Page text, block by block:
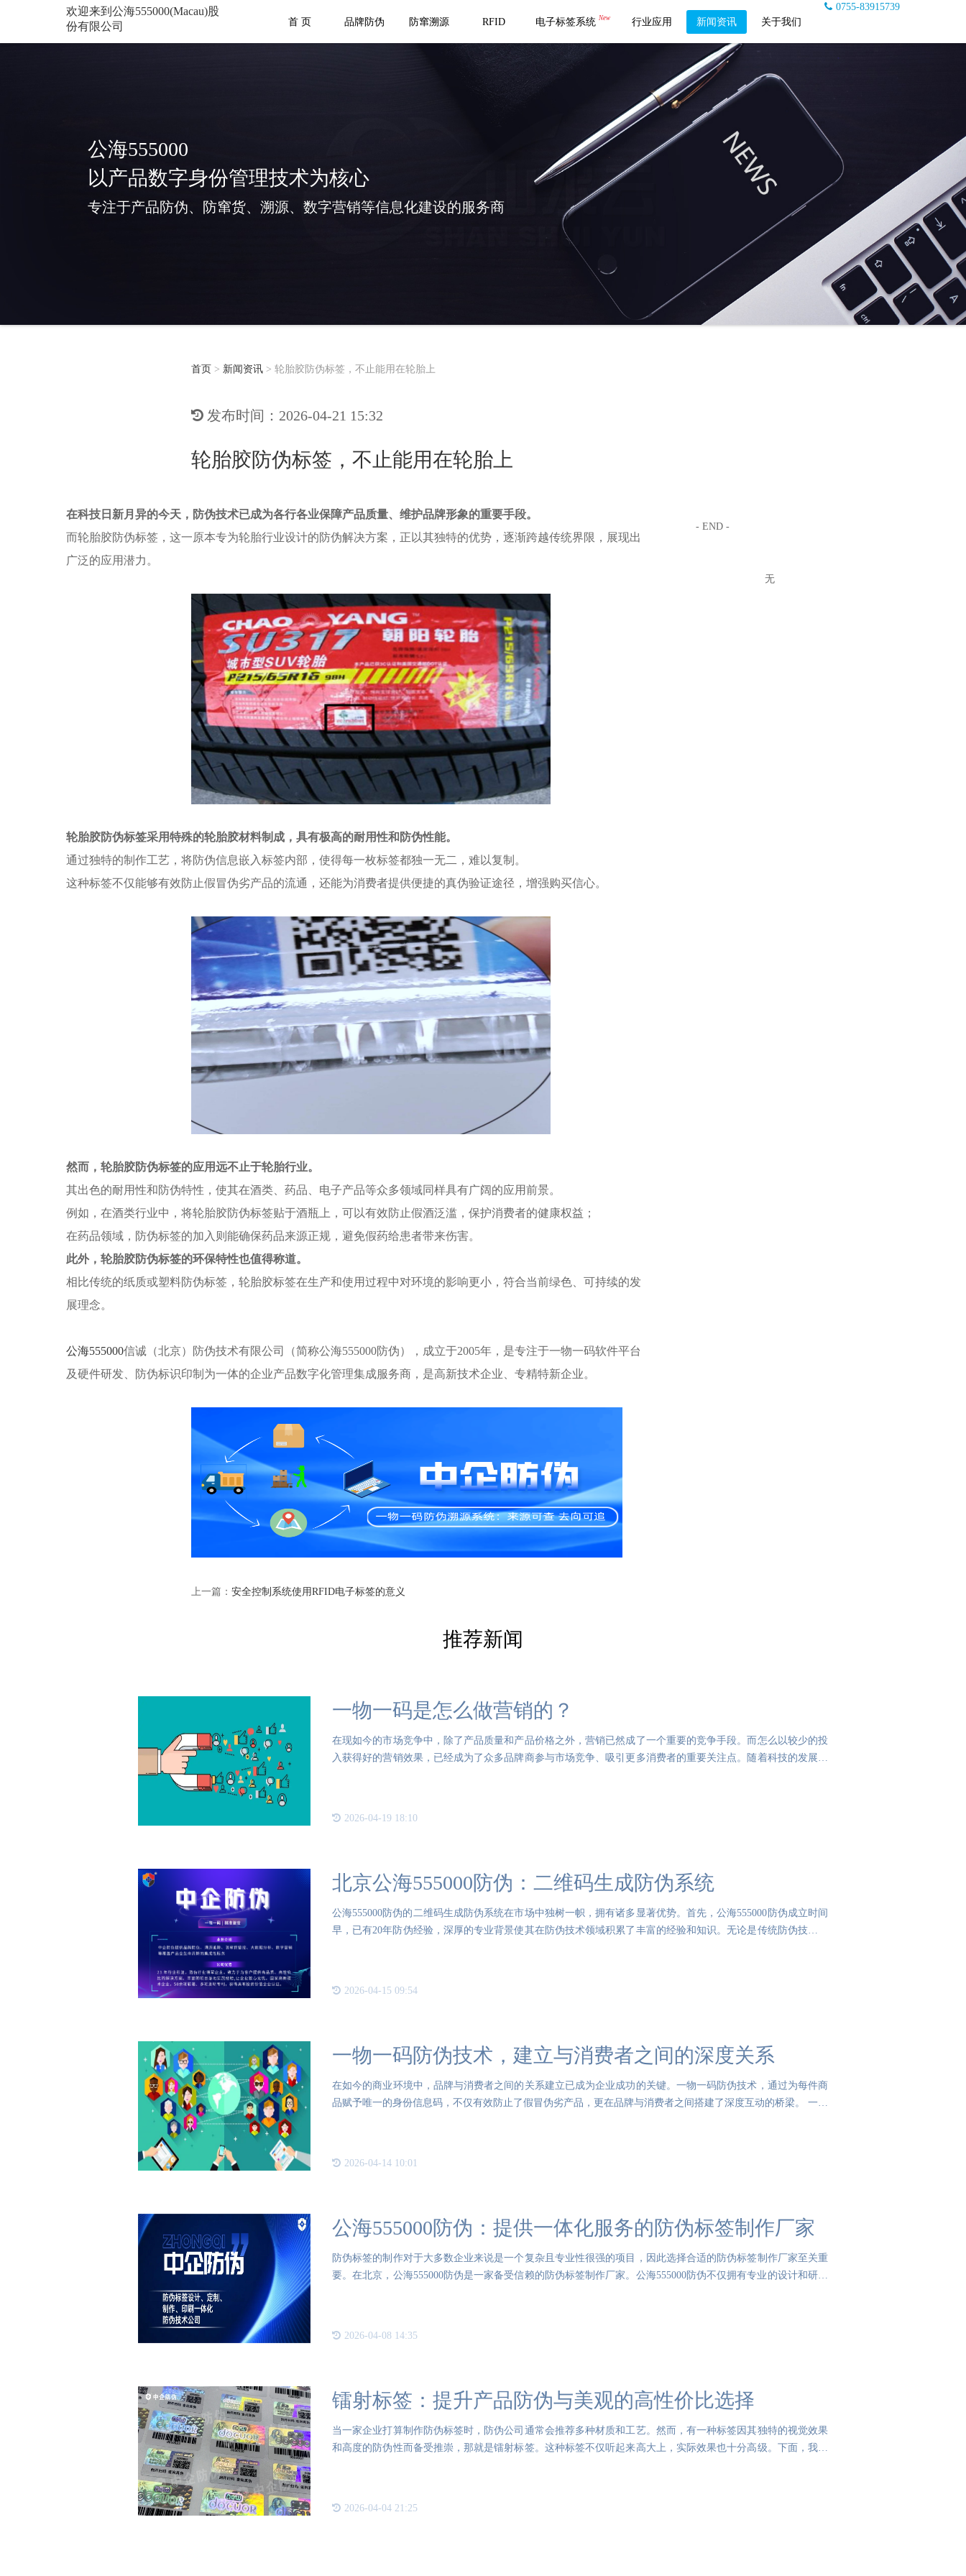
欢迎来到公海555000(Macau)股
份有限公司
0755-83915739
首 页
品牌防伪 防窜溯源 RFID 电子标签系统 New 行业应用 新闻资讯 关于我们
公海555000
以产品数字身份管理技术为核心
专注于产品防伪、防窜货、溯源、数字营销等信息化建设的服务商
首页 > 新闻资讯 > 轮胎胶防伪标签，不止能用在轮胎上
发布时间：2026-04-21 15:32
轮胎胶防伪标签，不止能用在轮胎上
在科技日新月异的今天，防伪技术已成为各行各业保障产品质量、维护品牌形象的重要手段。
而轮胎胶防伪标签，这一原本专为轮胎行业设计的防伪解决方案，正以其独特的优势，逐渐跨越传统界限，展现出
广泛的应用潜力。
轮胎胶防伪标签采用特殊的轮胎胶材料制成，具有极高的耐用性和防伪性能。
通过独特的制作工艺，将防伪信息嵌入标签内部，使得每一枚标签都独一无二，难以复制。
这种标签不仅能够有效防止假冒伪劣产品的流通，还能为消费者提供便捷的真伪验证途径，增强购买信心。
然而，轮胎胶防伪标签的应用远不止于轮胎行业。
其出色的耐用性和防伪特性，使其在酒类、药品、电子产品等众多领域同样具有广阔的应用前景。
例如，在酒类行业中，将轮胎胶防伪标签贴于酒瓶上，可以有效防止假酒泛滥，保护消费者的健康权益；
在药品领域，防伪标签的加入则能确保药品来源正规，避免假药给患者带来伤害。
此外，轮胎胶防伪标签的环保特性也值得称道。
相比传统的纸质或塑料防伪标签，轮胎胶标签在生产和使用过程中对环境的影响更小，符合当前绿色、可持续的发
展理念。
公海555000信诚（北京）防伪技术有限公司（简称公海555000防伪），成立于2005年，是专注于一物一码软件平台
及硬件研发、防伪标识印制为一体的企业产品数字化管理集成服务商，是高新技术企业、专精特新企业。
- END -
上一篇： 安全控制系统使用RFID电子标签的意义
无
推荐新闻
一物一码是怎么做营销的？
在现如今的市场竞争中，除了产品质量和产品价格之外，营销已然成了一个重要的竞争手段。而怎么以较少的投
入获得好的营销效果，已经成为了众多品牌商参与市场竞争、吸引更多消费者的重要关注点。随着科技的发展，
2026-04-19 18:10
北京公海555000防伪：二维码生成防伪系统
公海555000防伪的二维码生成防伪系统在市场中独树一帜，拥有诸多显著优势。首先，公海555000防伪成立时间
早，已有20年防伪经验，深厚的专业背景使其在防伪技术领域积累了丰富的经验和知识。无论是传统防伪技术还
2026-04-15 09:54
一物一码防伪技术，建立与消费者之间的深度关系
在如今的商业环境中，品牌与消费者之间的关系建立已成为企业成功的关键。一物一码防伪技术，通过为每件商
品赋予唯一的身份信息码，不仅有效防止了假冒伪劣产品，更在品牌与消费者之间搭建了深度互动的桥梁。 一物
2026-04-14 10:01
公海555000防伪：提供一体化服务的防伪标签制作厂家
防伪标签的制作对于大多数企业来说是一个复杂且专业性很强的项目，因此选择合适的防伪标签制作厂家至关重
要。在北京，公海555000防伪是一家备受信赖的防伪标签制作厂家。公海555000防伪不仅拥有专业的设计和研发
2026-04-08 14:35
镭射标签：提升产品防伪与美观的高性价比选择
当一家企业打算制作防伪标签时，防伪公司通常会推荐多种材质和工艺。然而，有一种标签因其独特的视觉效果
和高度的防伪性而备受推崇，那就是镭射标签。这种标签不仅听起来高大上，实际效果也十分高级。下面，我们
2026-04-04 21:25